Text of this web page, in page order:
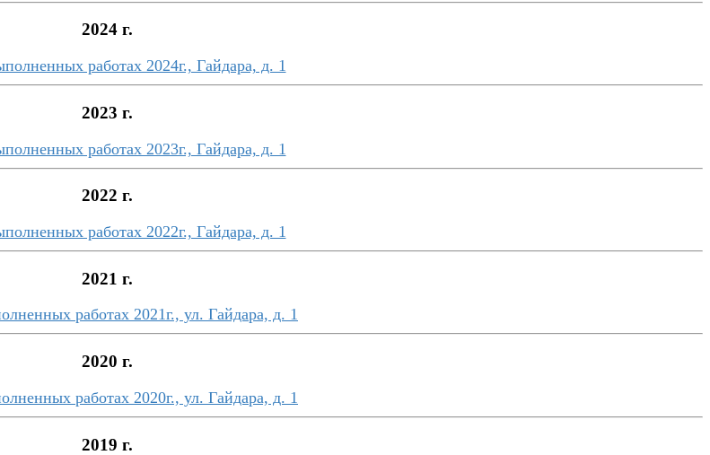
2024 г.
работах 2024г., Гайдара, д. 1
2023 г.
работах 2023г., Гайдара, д. 1
2022 г.
работах 2022г., Гайдара, д. 1
2021 г.
работах 2021г., ул. Гайдара, д. 1
2020 г.
работах 2020г., ул. Гайдара, д. 1
2019 г.